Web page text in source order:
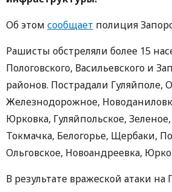
Об этом сообщает полиция
Рашисты обстреляли более 15
Пологовского, Васильевского и
районов. Пострадали Гуляйполе,
Железнодорожное,
Юрковка, Гуляйпольское,
Токмачка, Белогорье, Щербаки,
Ольговское, Новоандреевка,
В результате вражеской атаки на